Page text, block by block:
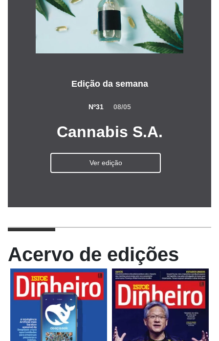
Edição da semana
Nº31 08/05
Cannabis S.A.
Ver edição
Acervo de edições